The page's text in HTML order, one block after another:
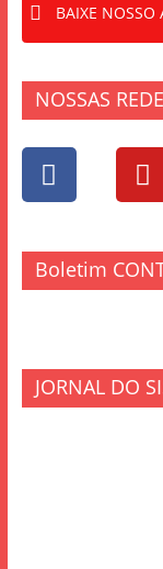
BAIXE NOSSO
NOSSAS
Boletim
JORNAL DO